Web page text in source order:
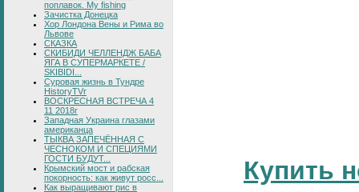
поплавок. My fishing
Зачистка Донецка
Хор Лондона Вены и Рима во
Львове
СКАЗКА
СКИБИДИ ЧЕЛЛЕНДЖ БАБА
ЯГА В СУПЕРМАРКЕТЕ /
SKIBIDI...
Суровая жизнь в Тундре
HistoryTVr
ВОСКРЕСНАЯ ВСТРЕЧА 4
11 2018г
Западная Украина глазами
американца
ТЫКВА ЗАПЕЧЁННАЯ С
ЧЕСНОКОМ И СПЕЦИЯМИ
ГОСТИ БУДУТ...
Крымский мост и рабская
покорность: как живут росс...
Как выращивают рис в
Купить